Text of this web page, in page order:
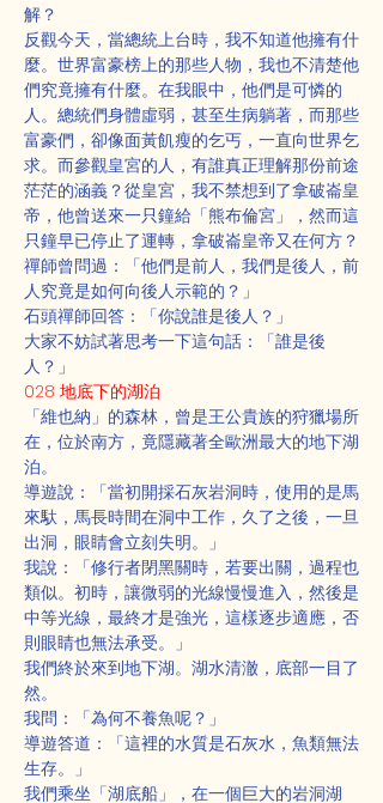
解？
反觀今天，當總統上台時，我不知道他擁有什
麼。世界富豪榜上的那些人物，我也不清楚他
們究竟擁有什麼。在我眼中，他們是可憐的
人。總統們身體虛弱，甚至生病躺著，而那些
富豪們，卻像面黃飢瘦的乞丐，一直向世界乞
求。而參觀皇宮的人，有誰真正理解那份前途
茫茫的涵義？從皇宮，我不禁想到了拿破崙皇
帝，他曾送來一只鐘給「熊布倫宮」，然而這
只鐘早已停止了運轉，拿破崙皇帝又在何方？
禪師曾問過：「他們是前人，我們是後人，前
人究竟是如何向後人示範的？」
石頭禪師回答：「你說誰是後人？」
大家不妨試著思考一下這句話：「誰是後
人？」
028 地底下的湖泊
「維也納」的森林，曾是王公貴族的狩獵場所
在，位於南方，竟隱藏著全歐洲最大的地下湖
泊。
導遊說：「當初開採石灰岩洞時，使用的是馬
來馱，馬長時間在洞中工作，久了之後，一旦
出洞，眼睛會立刻失明。」
我說：「修行者閉黑關時，若要出關，過程也
類似。初時，讓微弱的光線慢慢進入，然後是
中等光線，最終才是強光，這樣逐步適應，否
則眼睛也無法承受。」
我們終於來到地下湖。湖水清澈，底部一目了
然。
我問：「為何不養魚呢？」
導遊答道：「這裡的水質是石灰水，魚類無法
生存。」
我們乘坐「湖底船」，在一個巨大的岩洞湖